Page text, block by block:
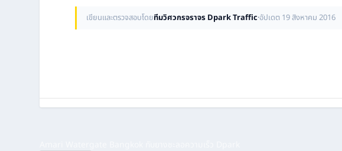
เขียนและตรวจสอบโดยทีมวิศวกรจราจร Dpark Traffic·อัปเดต 19 สิงหาคม 2016